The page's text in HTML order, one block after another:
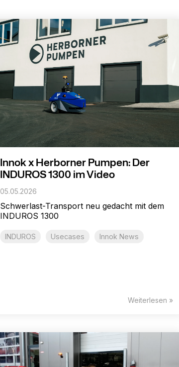
Innok x Herborner Pumpen: Der
INDUROS 1300 im Video
05.05.2026
Schwerlast-Transport neu gedacht mit dem
INDUROS 1300
INDUROS Usecases Innok News
Weiterlesen »